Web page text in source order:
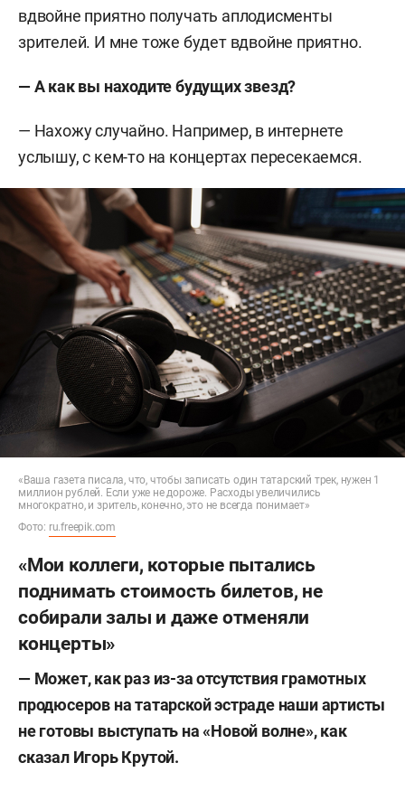
вдвойне приятно получать аплодисменты
зрителей. И мне тоже будет вдвойне приятно.
— А как вы находите будущих звезд?
— Нахожу случайно. Например, в интернете
услышу, с кем-то на концертах пересекаемся.
«Ваша газета писала, что, чтобы записать один татарский трек, нужен 1
миллион рублей. Если уже не дороже. Расходы увеличились
многократно, и зритель, конечно, это не всегда понимает»
Фото: ru.freepik.com
«Мои коллеги, которые пытались
поднимать стоимость билетов, не
собирали залы и даже отменяли
концерты»
— Может, как раз из-за отсутствия грамотных
продюсеров на татарской эстраде наши артисты
не готовы выступать на «Новой волне», как
сказал Игорь Крутой.